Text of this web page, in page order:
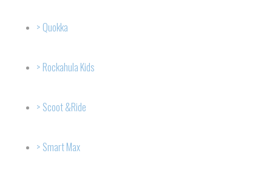
Quokka
Rockahula Kids
Scoot &Ride
Smart Max